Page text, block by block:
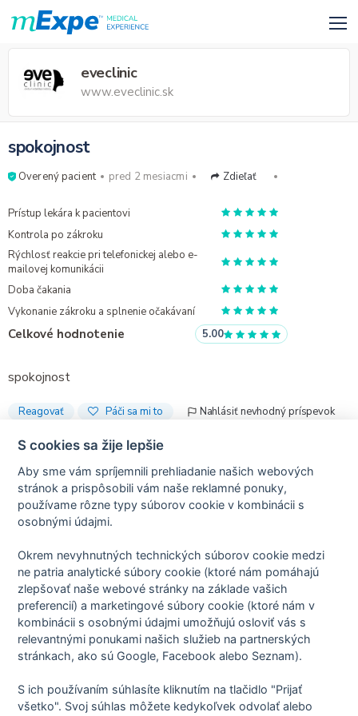
eveclinic
www.eveclinic.sk
spokojnost
Overený pacient pred 2 mesiacmi Zdieľať
Prístup lekára k pacientovi
Kontrola po zákroku
Rýchlosť reakcie pri telefonickej alebo e-
mailovej komunikácii
Doba čakania
Vykonanie zákroku a splnenie očakávaní
Celkové hodnotenie 5.00
spokojnost
Reagovať Páči sa mi to Nahlásiť nevhodný príspevok
Recenzie sú iba od skutočných pacientov.
Predchádzajúca recenzia Ďalšia recenzia
Zásady spracovania osobných údajov
Zmluvné podmienky
O nás
S cookies sa žije lepšie
Aby sme vám spríjemnili prehliadanie našich webových
stránok a prispôsobili vám naše reklamné ponuky,
používame rôzne typy súborov cookie v kombinácii s
osobnými údajmi.
Okrem nevyhnutných technických súborov cookie medzi
ne patria analytické súbory cookie (ktoré nám pomáhajú
zlepšovať naše webové stránky na základe vašich
preferencií) a marketingové súbory cookie (ktoré nám v
kombinácii s osobnými údajmi umožňujú osloviť vás s
relevantnými ponukami našich služieb na partnerských
stránkach, ako sú Google, Facebook alebo Seznam).
S ich používaním súhlasíte kliknutím na tlačidlo "Prijať
všetko". Svoj súhlas môžete kedykoľvek odvolať alebo